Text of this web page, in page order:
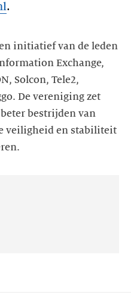
.
initiatief van de leden
Exchange,
Solcon, Tele2,
De vereniging zet
bestrijden van
veiligheid en stabiliteit